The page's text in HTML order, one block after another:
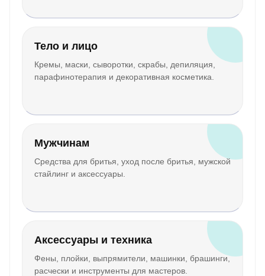
Тело и лицо
Кремы, маски, сыворотки, скрабы, депиляция,
парафинотерапия и декоративная косметика.
Мужчинам
Средства для бритья, уход после бритья, мужской
стайлинг и аксессуары.
Аксессуары и техника
Фены, плойки, выпрямители, машинки, брашинги,
расчески и инструменты для мастеров.